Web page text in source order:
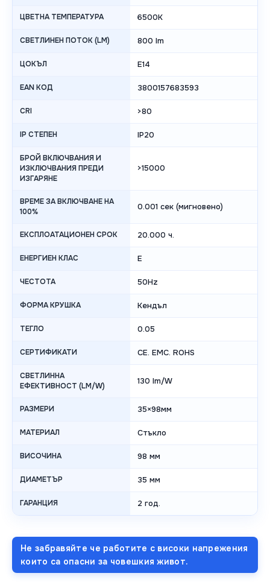
ЦВЕТНА ТЕМПЕРАТУРА 6500K
СВЕТЛИНЕН ПОТОК (LM) 800 lm
ЦОКЪЛ E14
EAN КОД 3800157683593
CRI >80
IP СТЕПЕН IP20
БРОЙ ВКЛЮЧВАНИЯ И
ИЗКЛЮЧВАНИЯ ПРЕДИ
ИЗГАРЯНЕ
>15000
ВРЕМЕ ЗА ВКЛЮЧВАНЕ НА
100%
0.001 сек (мигновено)
ЕКСПЛОАТАЦИОНЕН СРОК 20.000 ч.
ЕНЕРГИЕН КЛАС E
ЧЕСТОТА 50Hz
ФОРМА КРУШКА Кендъл
ТЕГЛО 0.05
СЕРТИФИКАТИ CE. EMC. ROHS
СВЕТЛИННА
ЕФЕКТИВНОСТ (LM/W)
130 lm/W
РАЗМЕРИ 35×98мм
МАТЕРИАЛ Стъкло
ВИСОЧИНА 98 мм
ДИАМЕТЪР 35 мм
ГАРАНЦИЯ 2 год.
Не забравяйте че работите с високи напрежения
които са опасни за човешкия живот.